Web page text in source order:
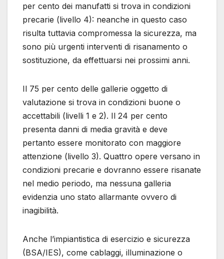
per cento dei manufatti si trova in condizioni
precarie (livello 4): neanche in questo caso
risulta tuttavia compromessa la sicurezza, ma
sono più urgenti interventi di risanamento o
sostituzione, da effettuarsi nei prossimi anni.
Il 75 per cento delle gallerie oggetto di
valutazione si trova in condizioni buone o
accettabili (livelli 1 e 2). Il 24 per cento
presenta danni di media gravità e deve
pertanto essere monitorato con maggiore
attenzione (livello 3). Quattro opere versano in
condizioni precarie e dovranno essere risanate
nel medio periodo, ma nessuna galleria
evidenzia uno stato allarmante ovvero di
inagibilità.
Anche l’impiantistica di esercizio e sicurezza
(BSA/IES), come cablaggi, illuminazione o